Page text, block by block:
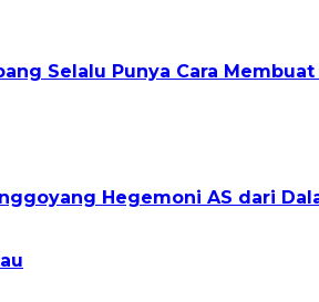
Selalu Punya Cara
Hegemoni AS dari